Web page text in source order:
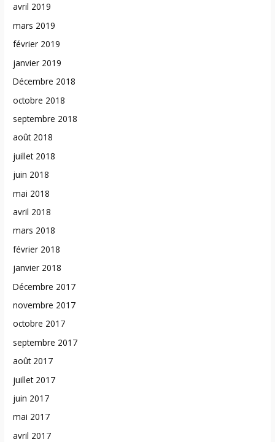
avril 2019
mars 2019
février 2019
janvier 2019
Décembre 2018
octobre 2018
septembre 2018
août 2018
juillet 2018
juin 2018
mai 2018
avril 2018
mars 2018
février 2018
janvier 2018
Décembre 2017
novembre 2017
octobre 2017
septembre 2017
août 2017
juillet 2017
juin 2017
mai 2017
avril 2017